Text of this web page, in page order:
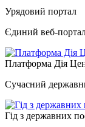
Урядовий портал
Єдиний веб-
Платформа Дія
Сучасний
Гід з державних